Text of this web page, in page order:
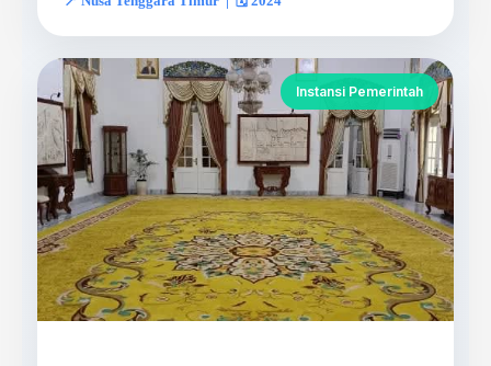
Instansi Pemerintah